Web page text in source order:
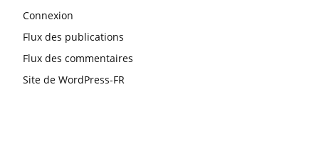
Connexion
Flux des publications
Flux des commentaires
Site de WordPress-FR